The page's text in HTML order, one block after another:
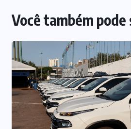
Você também